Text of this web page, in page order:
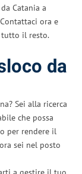
Catania a
ora e
tutto il resto.
da
Sei alla ricerca
che possa
per rendere il
sei nel posto